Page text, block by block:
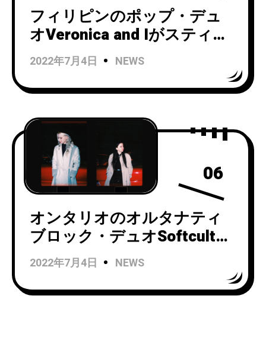
フィリピンのポップ・デュ
オVeronica and Iがスティー
ブ・モリスとニュー・オーダ
ーのジリアン・ギルバートの
2人によるユニットThe
カバーしたリモートセッシ
ョン映像を公開！
2022年7月4日 NEWS
06
オンタリオのオルタナティ
ブロック・デュオSoftcultが
シングル「Gaslight」をリリ
ースし、ビデオも公開！
2022年7月4日 NEWS